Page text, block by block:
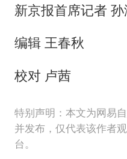
新京报首席记者
编辑 王春秋
校对 卢茜
特别声明：本文为网易
并发布，仅代表该作者
台。